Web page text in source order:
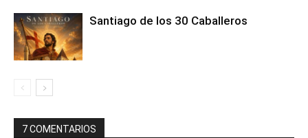
Santiago de los 30 Caballeros
7 COMENTARIOS